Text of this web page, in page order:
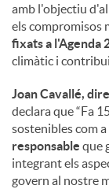
amb l'objectiu
els compromisos
fixats a l'Agenda
climàtic i
Joan Cavallé,
declara que “Fa
sostenibles com
responsable que
integrant els
govern al nostre